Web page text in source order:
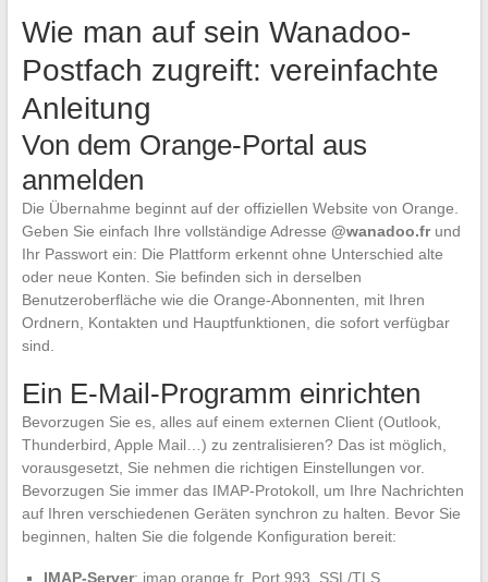
Wie man auf sein Wanadoo-
Postfach zugreift: vereinfachte
Anleitung
Von dem Orange-Portal aus
anmelden
Die Übernahme beginnt auf der offiziellen Website von Orange.
Geben Sie einfach Ihre vollständige Adresse @wanadoo.frund
Ihr Passwort ein: Die Plattform erkennt ohne Unterschied alte
oder neue Konten. Sie befinden sich in derselben
Benutzeroberfläche wie die Orange-Abonnenten, mit Ihren
Ordnern, Kontakten und Hauptfunktionen, die sofort verfügbar
sind.
Ein E-Mail-Programm einrichten
Bevorzugen Sie es, alles auf einem externen Client (Outlook,
Thunderbird, Apple Mail…) zu zentralisieren? Das ist möglich,
vorausgesetzt, Sie nehmen die richtigen Einstellungen vor.
Bevorzugen Sie immer das IMAP-Protokoll, um Ihre Nachrichten
auf Ihren verschiedenen Geräten synchron zu halten. Bevor Sie
beginnen, halten Sie die folgende Konfiguration bereit:
IMAP-Server: imap.orange.fr, Port 993, SSL/TLS